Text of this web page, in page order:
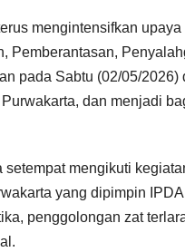
mengintensifkan
Pemberantasan,
pada Sabtu (02/05/
dan menjadi
setempat mengikuti
yang dipimpin
penggolongan zat